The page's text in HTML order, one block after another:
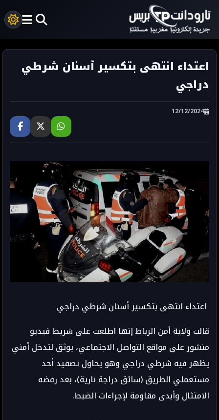
اعتداء انتهى بتكسير أسنان شرطي
دراجي
12/12/2024
اعتداء انتهى بتكسير أسنان شرطي دراجي
قالت ولاية أمن الرباط إنها اطلعت على شريط فيديو
منشور على مواقع التواصل الاجتماعي، يوثق لتدخل أمني
يظهر فيه شرطي دراجي وهو يحاول تصفيد أحد
مستعملي الطريق (سائق دراجة نارية)، بعد رفضه
الامتثال وأبدى مقاومة لإجراءات الضبط.